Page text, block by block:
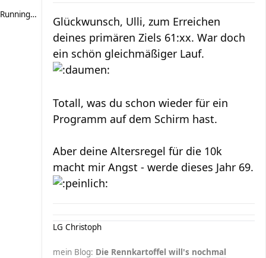
RunningPotatoe
Glückwunsch, Ulli, zum Erreichen
deines primären Ziels 61:xx. War doch
ein schön gleichmäßiger Lauf.
Totall, was du schon wieder für ein
Programm auf dem Schirm hast.
Aber deine Altersregel für die 10k
macht mir Angst - werde dieses Jahr 69.
LG Christoph
mein Blog: Die Rennkartoffel will's nochmal